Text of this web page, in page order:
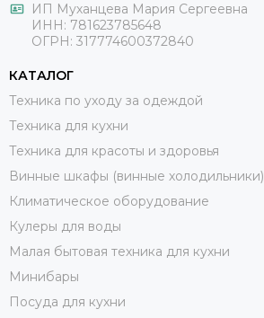
ИП Муханцева Мария Сергеевна
ИНН: 781623785648
ОГРН: 317774600372840
КАТАЛОГ
Техника по уходу за одеждой
Техника для кухни
Техника для красоты и здоровья
Винные шкафы (винные холодильники)
Климатическое оборудование
Кулеры для воды
Малая бытовая техника для кухни
Минибары
Посуда для кухни